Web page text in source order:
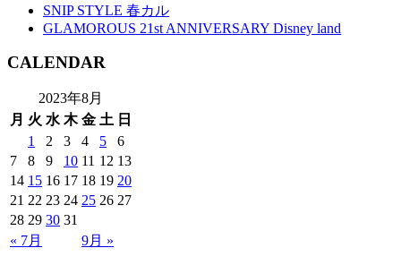
SNIP STYLE 春カル
GLAMOROUS 21st ANNIVERSARY Disney land
CALENDAR
2023年8月
月 火 水 木 金 土 日
« 7月 9月 »
1 2 3 4 5
6
7
8 9 10 11 12 13
14 15 16 17 18 19 20
21 22 23 24 25 26 27
28 29 30 31